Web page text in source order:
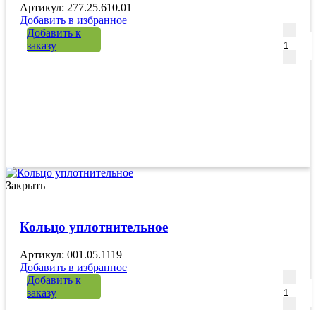
Артикул: 277.25.610.01
Добавить в избранное
Добавить к
заказу
Закрыть
Кольцо уплотнительное
Артикул: 001.05.1119
Добавить в избранное
Добавить к
заказу